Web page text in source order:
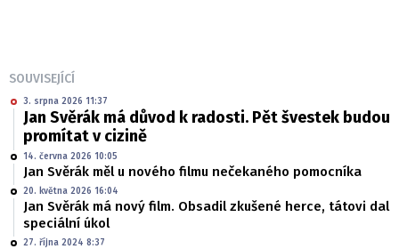
SOUVISEJÍCÍ
3. srpna 2026 11:37
Jan Svěrák má důvod k radosti. Pět švestek budou
promítat v cizině
14. června 2026 10:05
Jan Svěrák měl u nového filmu nečekaného pomocníka
20. května 2026 16:04
Jan Svěrák má nový film. Obsadil zkušené herce, tátovi dal
speciální úkol
27. října 2024 8:37